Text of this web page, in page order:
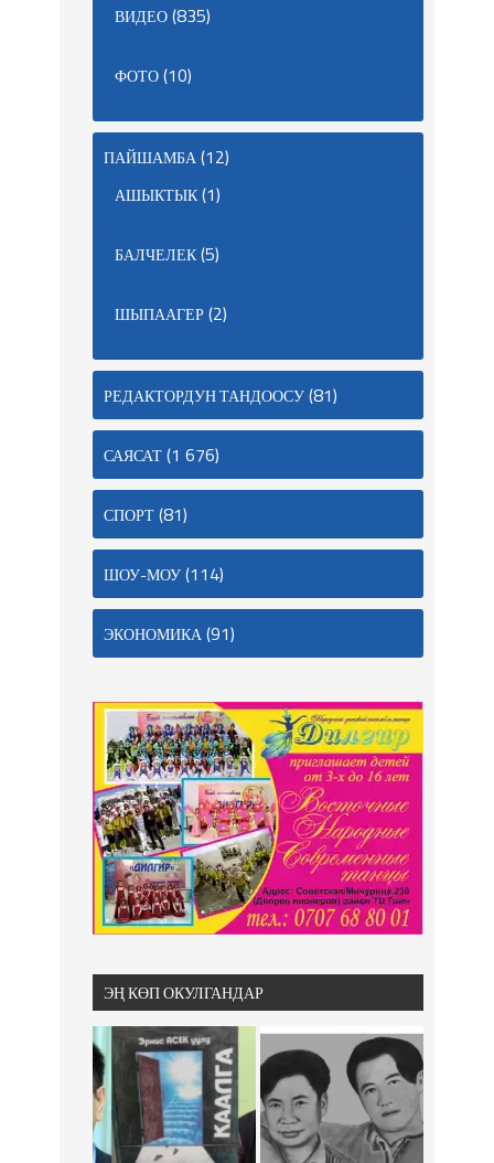
ВИДЕО(835)
ФОТО(10)
ПАЙШАМБА(12)
АШЫКТЫК(1)
БАЛЧЕЛЕК(5)
ШЫПААГЕР(2)
РЕДАКТОРДУН ТАНДООСУ(81)
САЯСАТ(1 676)
СПОРТ(81)
ШОУ-МОУ(114)
ЭКОНОМИКА(91)
ЭҢ КӨП ОКУЛГАНДАР